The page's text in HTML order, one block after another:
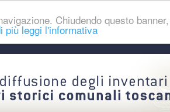
Chiudendo questo
più leggi l'informativa